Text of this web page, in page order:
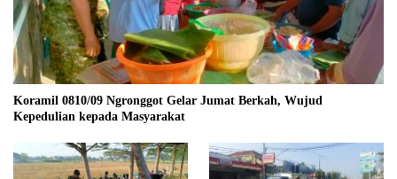
Koramil 0810/09 Ngronggot Gelar Jumat Berkah, Wujud
Kepedulian kepada Masyarakat